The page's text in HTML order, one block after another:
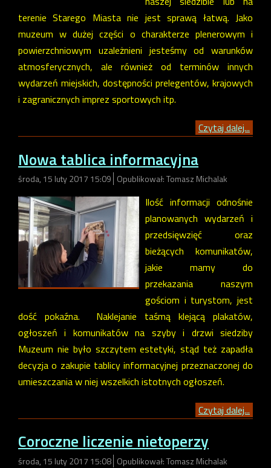
terenie Starego Miasta nie jest sprawą łatwą. Jako
muzeum w dużej części o charakterze plenerowym i
powierzchniowym uzależnieni jesteśmy od warunków
atmosferycznych, ale również od terminów innych
wydarzeń miejskich, dostępności prelegentów, krajowych
i zagranicznych imprez sportowych itp.
Czytaj dalej...
Nowa tablica informacyjna
środa, 15 luty 2017 15:09 Opublikował: Tomasz Michalak
Ilość informacji odnośnie
planowanych wydarzeń i
przedsięwzięć oraz
bieżących komunikatów,
jakie mamy do
przekazania naszym
gościom i turystom, jest
dość pokaźna. Naklejanie taśmą klejącą plakatów,
ogłoszeń i komunikatów na szyby i drzwi siedziby
Muzeum nie było szczytem estetyki, stąd też zapadła
decyzja o zakupie tablicy informacyjnej przeznaczonej do
umieszczania w niej wszelkich istotnych ogłoszeń.
Czytaj dalej...
Coroczne liczenie nietoperzy
środa, 15 luty 2017 15:08 Opublikował: Tomasz Michalak